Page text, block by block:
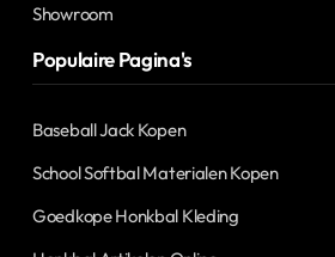
Showroom
Populaire Pagina's
Baseball Jack Kopen
School Softbal Materialen Kopen
Goedkope Honkbal Kleding